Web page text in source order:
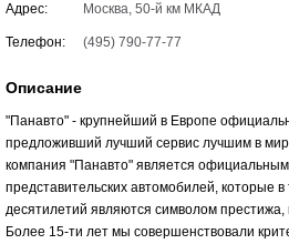
Адрес: Москва, 50-й км МКАД
Телефон: (495) 790-77-77
Описание
"Панавто" - крупнейший в Европе
предложивший лучший сервис лучшим в
компания "Панавто" является
представительских автомобилей, которые в
десятилетий являются символом
Более 15-ти лет мы совершенствовали